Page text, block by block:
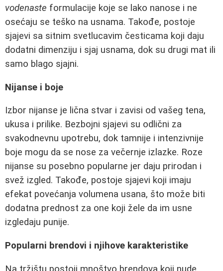
vodenaste formulacije koje se lako nanose i ne
osećaju se teško na usnama. Takođe, postoje
sjajevi sa sitnim svetlucavim česticama koji daju
dodatni dimenziju i sjaj usnama, dok su drugi mat ili
samo blago sjajni.
Nijanse i boje
Izbor nijanse je lična stvar i zavisi od vašeg tena,
ukusa i prilike. Bezbojni sjajevi su odlični za
svakodnevnu upotrebu, dok tamnije i intenzivnije
boje mogu da se nose za večernje izlazke. Roze
nijanse su posebno popularne jer daju prirodan i
svež izgled. Takođe, postoje sjajevi koji imaju
efekat povećanja volumena usana, što može biti
dodatna prednost za one koji žele da im usne
izgledaju punije.
Popularni brendovi i njihove karakteristike
Na tržištu postoji mnoštvo brendova koji nude